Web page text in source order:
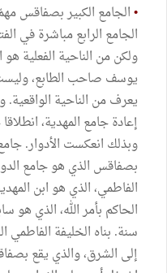
•الجامع الكبير بصفاقس
الجامع الرابع مباشرة في
ولكن من الناحية الفعلية هو
يوسف صاحب الطابع،
يعرف من الناحية
إعادة جامع المهدية،
وبذلك انعكست الأدوار.
بصفاقس الذي هو جامع
الفاطمي، الذي هو ابن
سنة. بناه الخليفة
إلى الشرق، والذي يقع